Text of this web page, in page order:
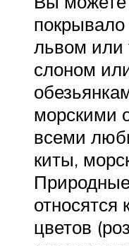
львом или
слоном
морскими
всеми
киты,
относятся
цветов